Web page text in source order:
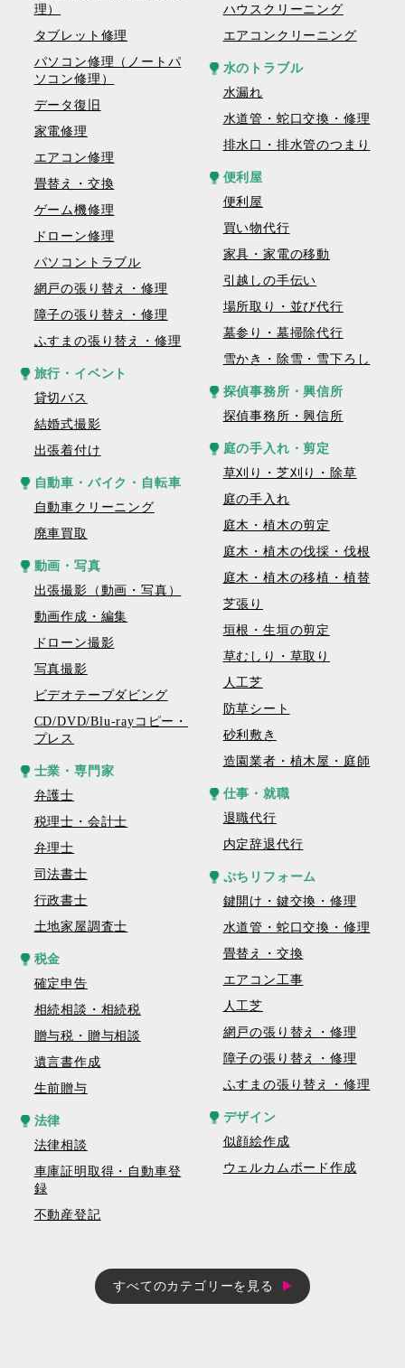
理）
タブレット修理
パソコン修理（ノートパ
ソコン修理）
データ復旧
家電修理
エアコン修理
畳替え・交換
ゲーム機修理
ドローン修理
パソコントラブル
網戸の張り替え・修理
障子の張り替え・修理
ふすまの張り替え・修理
旅行・イベント
貸切バス
結婚式撮影
出張着付け
自動車・バイク・自転車
自動車クリーニング
廃車買取
動画・写真
出張撮影（動画・写真）
動画作成・編集
ドローン撮影
写真撮影
ビデオテープダビング
CD/DVD/Blu-rayコピー・
プレス
士業・専門家
弁護士
税理士・会計士
弁理士
司法書士
行政書士
土地家屋調査士
税金
確定申告
相続相談・相続税
贈与税・贈与相談
遺言書作成
生前贈与
法律
法律相談
車庫証明取得・自動車登
録
不動産登記
ハウスクリーニング
エアコンクリーニング
水のトラブル
水漏れ
水道管・蛇口交換・修理
排水口・排水管のつまり
便利屋
便利屋
買い物代行
家具・家電の移動
引越しの手伝い
場所取り・並び代行
墓参り・墓掃除代行
雪かき・除雪・雪下ろし
探偵事務所・興信所
探偵事務所・興信所
庭の手入れ・剪定
草刈り・芝刈り・除草
庭の手入れ
庭木・植木の剪定
庭木・植木の伐採・伐根
庭木・植木の移植・植替
芝張り
垣根・生垣の剪定
草むしり・草取り
人工芝
防草シート
砂利敷き
造園業者・植木屋・庭師
仕事・就職
退職代行
内定辞退代行
ぷちリフォーム
鍵開け・鍵交換・修理
水道管・蛇口交換・修理
畳替え・交換
エアコン工事
人工芝
網戸の張り替え・修理
障子の張り替え・修理
ふすまの張り替え・修理
デザイン
似顔絵作成
ウェルカムボード作成
すべてのカテゴリーを見る